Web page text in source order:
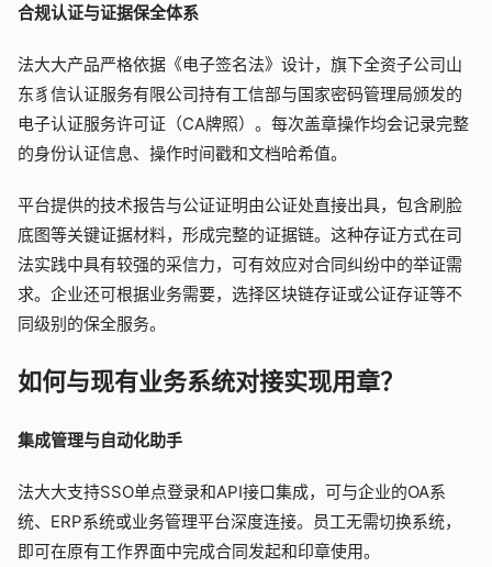
合规认证与证据保全体系
法大大产品严格依据《电子签名法》设计，旗下全资子公司山
东豸信认证服务有限公司持有工信部与国家密码管理局颁发的
电子认证服务许可证（CA牌照）。每次盖章操作均会记录完整
的身份认证信息、操作时间戳和文档哈希值。
平台提供的技术报告与公证证明由公证处直接出具，包含刷脸
底图等关键证据材料，形成完整的证据链。这种存证方式在司
法实践中具有较强的采信力，可有效应对合同纠纷中的举证需
求。企业还可根据业务需要，选择区块链存证或公证存证等不
同级别的保全服务。
如何与现有业务系统对接实现用章？
集成管理与自动化助手
法大大支持SSO单点登录和API接口集成，可与企业的OA系
统、ERP系统或业务管理平台深度连接。员工无需切换系统，
即可在原有工作界面中完成合同发起和印章使用。